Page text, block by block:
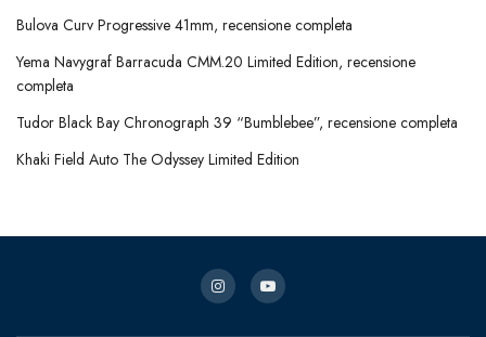
Bulova Curv Progressive 41mm, recensione completa
Yema Navygraf Barracuda CMM.20 Limited Edition, recensione
completa
Tudor Black Bay Chronograph 39 “Bumblebee”, recensione completa
Khaki Field Auto The Odyssey Limited Edition